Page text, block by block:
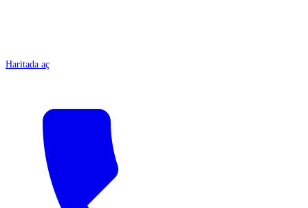
Haritada aç